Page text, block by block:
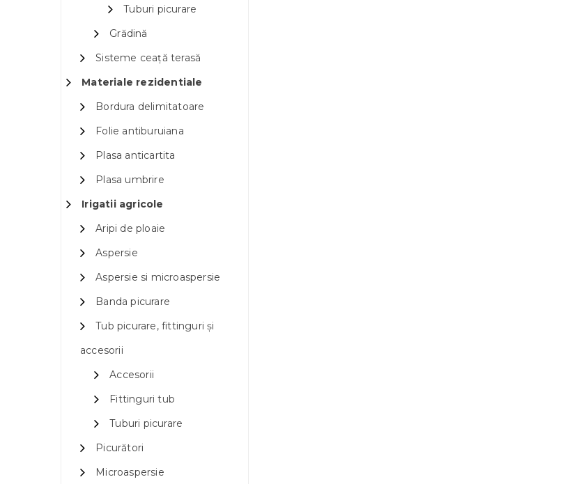
Tuburi picurare
Grădină
Sisteme ceață terasă
Materiale rezidentiale
Bordura delimitatoare
Folie antiburuiana
Plasa anticartita
Plasa umbrire
Irigatii agricole
Aripi de ploaie
Aspersie
Aspersie si microaspersie
Banda picurare
Tub picurare, fittinguri și
accesorii
Accesorii
Fittinguri tub
Tuburi picurare
Picurători
Microaspersie